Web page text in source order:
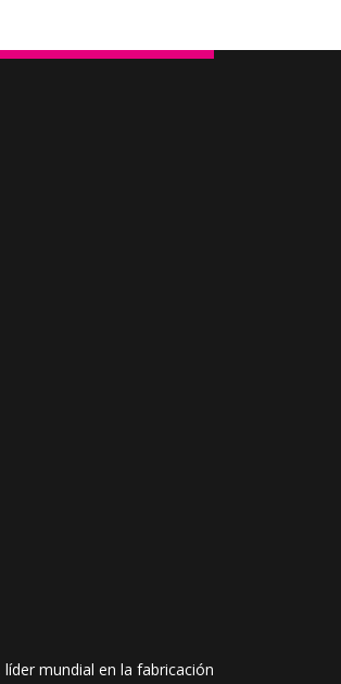
mundial en la fabricación